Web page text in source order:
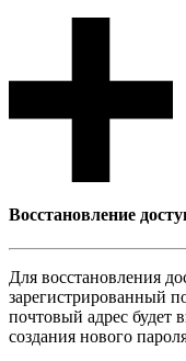
Восcтановление
Для восcтановления
зарегистрированный
почтовый адрес будет
создания нового